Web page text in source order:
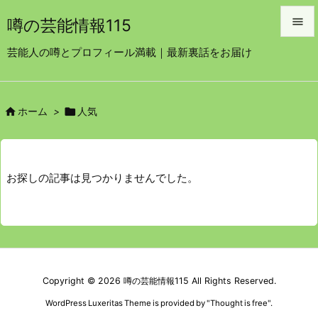
噂の芸能情報115
芸能人の噂とプロフィール満載｜最新裏話をお届け

前へ
ホーム >  人気
お探しの記事は見つかりませんでした。
Copyright © 2026 噂の芸能情報115 All Rights Reserved.
WordPress Luxeritas Theme is provided by "Thought is free".